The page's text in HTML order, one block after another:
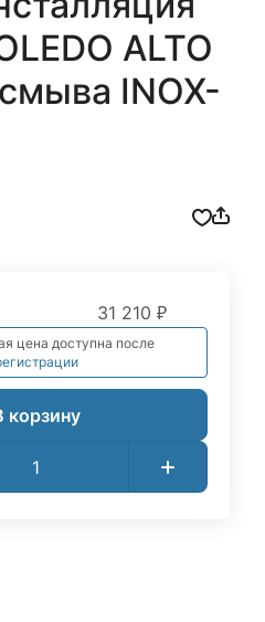
ALTO
INOX-
31 210 ₽
цена доступна после
корзину